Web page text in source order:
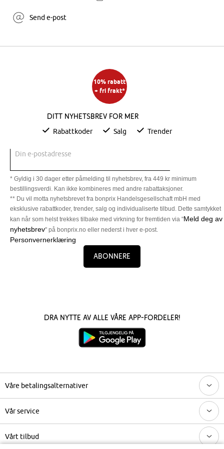
Send e-post
10% rabatt
+ fri frakt*
Ditt nyhetsbrev for mer
Rabattkoder Salg Trender
Din e-postadresse
* Gyldig i 30 dager etter påmelding til nyhetsbrev, fra 449 kr minimum
bestillingsverdi. Kan ikke kombineres med andre rabattaksjoner.
** Du vil motta nyhetsbrevet fra bonprix Handelsgesellschaft mbH med
eksklusive rabattkoder, trender, salg og individualiserte tilbud. Dette samtykket
kan når som helst trekkes tilbake med virkning for fremtiden via "Meld deg av
nyhetsbrev" på bonprix.no eller nederst i hver e-post.
Personvernerklæring
Abonnere
Dra nytte av alle våre app-fordeler!
Våre betalingsalternativer
Vår service
Vårt tilbud